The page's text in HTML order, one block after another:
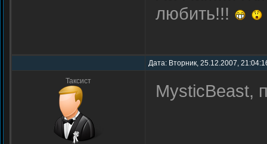
любить!!!
Дата: Вторник, 25.12.2007,
Таксист MysticBeast,